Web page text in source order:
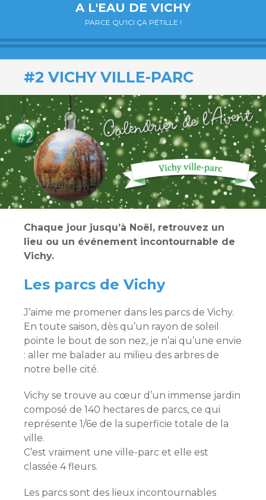
A L'EAU DE VICHY
PARCE QU'ICI ÇA PÉTILLE !
#2 VICHY VILLE-PARC
Chaque jour jusqu’à Noël, retrouvez un
lieu ou un événement incontournable de
Vichy.
Les parcs de Vichy
J’aime me promener dans les parcs de Vichy.
En toute saison, dès qu’un rayon de soleil
pointe le bout de son nez, je n’ai qu’une envie
: aller me balader au milieu des arbres de
notre belle cité.
Vichy se trouve au cœur d’un immense jardin
composé de 140 hectares de parcs, ce qui
représente 1/6e de la superficie totale de la
ville.
C’est vraiment une ville-parc et elle est
classée 4 fleurs.
Les parcs sont des lieux incontournables